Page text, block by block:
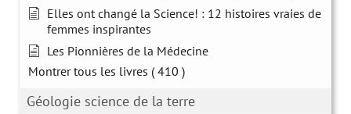
Elles ont changé la Science! : 12 histoires vraies de
femmes inspirantes
Les Pionnières de la Médecine
Montrer tous les livres ( 410 )
Géologie science de la terre